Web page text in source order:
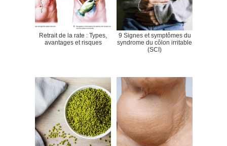
Retrait de la rate : Types,
avantages et risques
9 Signes et symptômes du
syndrome du côlon irritable
(SCI)